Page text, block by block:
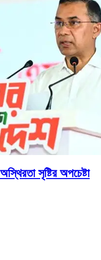
সৃষ্টির অপচেষ্টা